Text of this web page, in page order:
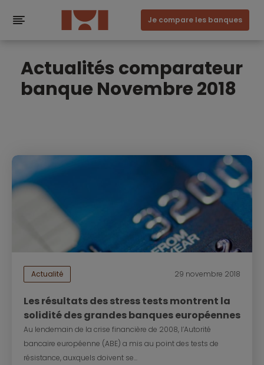
Je compare les banques
Actualités comparateur
banque Novembre 2018
Actualité 29 novembre 2018
Les résultats des stress tests montrent la
solidité des grandes banques européennes
Au lendemain de la crise financière de 2008, l’Autorité
bancaire européenne (ABE) a mis au point des tests de
résistance, auxquels doivent se...